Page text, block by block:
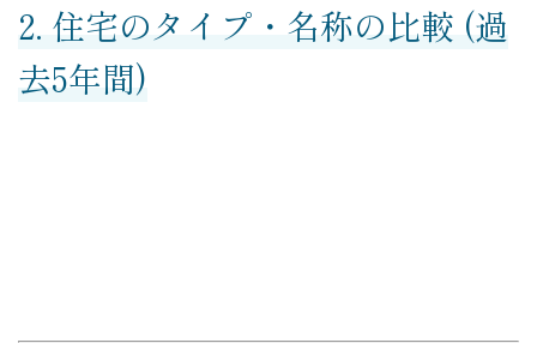
– 経営戦略
「WEBマーケティングを徹底解説」
2. 住宅のタイプ・名称の比較 (過
去5年間)